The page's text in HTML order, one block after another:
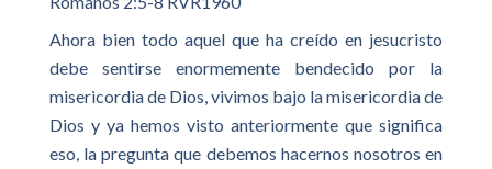
Ahora bien todo aquel que ha creído en jesucristo
debe sentirse enormemente bendecido por la
misericordia de Dios, vivimos bajo la misericordia de
Dios y ya hemos visto anteriormente que significa
eso, la pregunta que debemos hacernos nosotros en